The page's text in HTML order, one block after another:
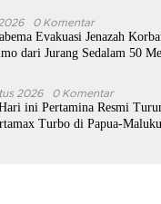
0 Komentar
Evakuasi Jenazah
dari Jurang Sedalam 50
2026 0 Komentar
ini Pertamina Resmi
Turbo di Papua-Maluku